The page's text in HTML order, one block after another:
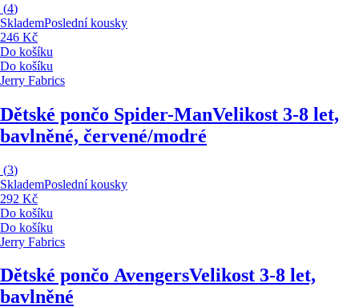
(4)
SklademPoslední kousky
246 Kč
Do košíku
Do košíku
Jerry Fabrics
Dětské pončo Spider-ManVelikost 3-8 let,
bavlněné, červené/modré
(3)
SklademPoslední kousky
292 Kč
Do košíku
Do košíku
Jerry Fabrics
Dětské pončo AvengersVelikost 3-8 let,
bavlněné